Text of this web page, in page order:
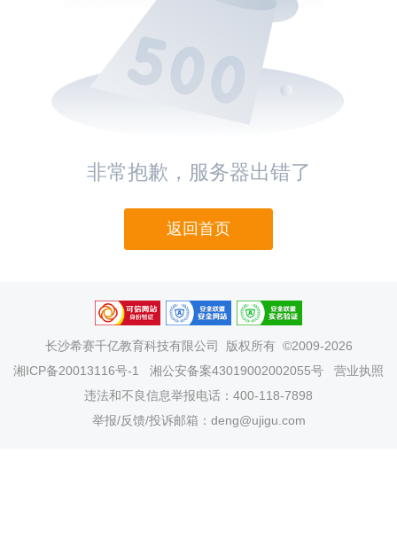
非常抱歉，服务器出错了
返回首页
长沙希赛千亿教育科技有限公司
版权所有 ©2009-2026
湘ICP备20013116号-1
湘公安备案43019002002055号
营业执照
违法和不良信息举报电话：400-118-7898
举报/反馈/投诉邮箱：deng@ujigu.com